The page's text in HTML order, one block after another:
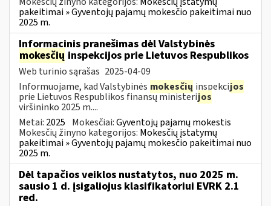
pakeitimai » Gyventojų pajamų mokesčio pakeitimai nuo
2025 m.
Informacinis pranešimas dėl Valstybinės
mokesčių inspekcijos prie Lietuvos Respublikos
Web turinio sąrašas 2025-04-09
Informuojame, kad Valstybinės mokesčių inspekcijos
prie Lietuvos Respublikos finansų ministerijos
viršininko 2025 m....
Metai: 2025 Mokesčiai:Gyventojų pajamų mokestis
Mokesčių žinyno kategorijos: Mokesčių įstatymų
pakeitimai » Gyventojų pajamų mokesčio pakeitimai nuo
2025 m.
Dėl tapačios veiklos nustatytos, nuo 2025 m.
sausio 1 d. įsigaliojus klasifikatoriui EVRK 2.1
red.